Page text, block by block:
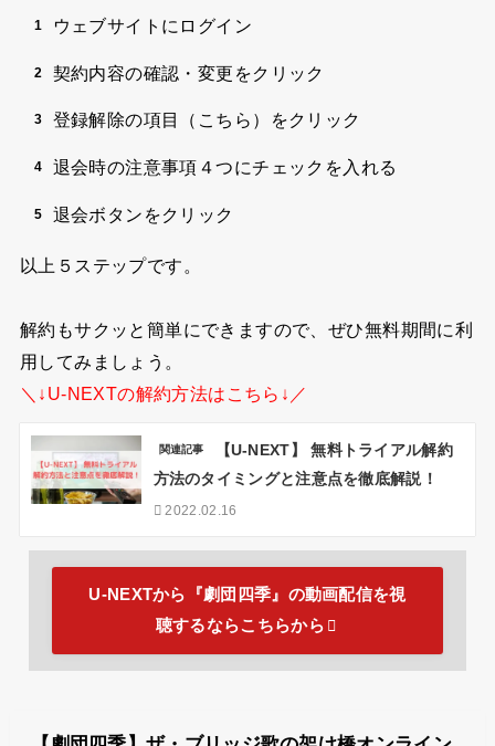
ウェブサイトにログイン
契約内容の確認・変更をクリック
登録解除の項目（こちら）をクリック
退会時の注意事項４つにチェックを入れる
退会ボタンをクリック
以上５ステップです。
解約もサクッと簡単にできますので、ぜひ無料期間に利
用してみましょう。
＼↓U-NEXTの解約方法はこちら↓／
関連記事
【U-NEXT】 無料トライアル解約
方法のタイミングと注意点を徹底解説！
2022.02.16
U-NEXTから『劇団四季』の動画配信を視
聴するならこちらから